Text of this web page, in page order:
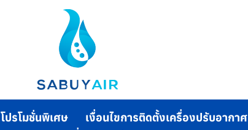
โปรโมชั่นพิเศษ เงื่อนไขการติดตั้งเครื่องปรับอากาศ